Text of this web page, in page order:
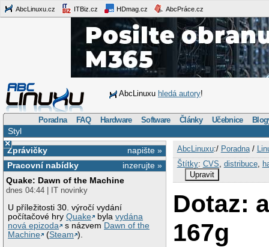
AbcLinuxu.cz ITBiz.cz HDmag.cz AbcPráce.cz
AbcLinuxu hledá autory!
Poradna FAQ Hardware Software Články Učebnice
Styl
×
napište »
Zprávičky
inzerujte »
Pracovní nabídky
Quake: Dawn of the Machine
dnes 04:44 | IT novinky
U příležitosti 30. výročí vydání
počítačové hryQuake bylavydána
nová epizoda
s názvem Dawn of the
Machine
(Steam ).
AbcLinuxu:/ Poradna/
Štítky: CVS distribuce,
Upravit
Dotaz:
167g